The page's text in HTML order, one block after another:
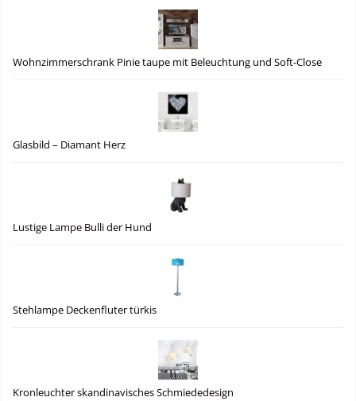
Wohnzimmerschrank Pinie taupe mit Beleuchtung und Soft-Close
Glasbild – Diamant Herz
Lustige Lampe Bulli der Hund
Stehlampe Deckenfluter türkis
Kronleuchter skandinavisches Schmiededesign